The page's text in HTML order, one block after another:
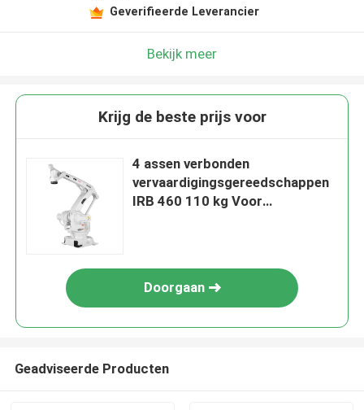
Geverifieerde Leverancier
Bekijk meer
Krijg de beste prijs voor
4 assen verbonden
vervaardigingsgereedschappen
IRB 460 110 kg Voor
Doorgaan
Geadviseerde Producten